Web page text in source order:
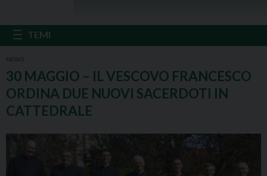
NEWS
30 MAGGIO – IL VESCOVO FRANCESCO
ORDINA DUE NUOVI SACERDOTI IN
CATTEDRALE